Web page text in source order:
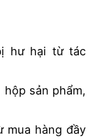
hư hại từ tác
hộp sản phẩm,
mua hàng đầy